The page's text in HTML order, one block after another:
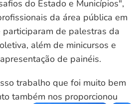
do Estado e Municípios",
da área pública em
participaram de palestras da
além de minicursos e
de painéis.
trabalho que foi muito bem
também nos proporcionou